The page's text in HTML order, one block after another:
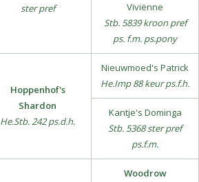
ster pref
Viviënne
Stb. 5839 kroon pref
ps. f.m. ps.pony
Hoppenhof's
Shardon
He.Stb. 242 ps.d.h.
Nieuwmoed's Patrick
He.Imp 88 keur ps.f.h.
Kantje's Dominga
Stb. 5368 ster pref
ps.f.m.
Woodrow